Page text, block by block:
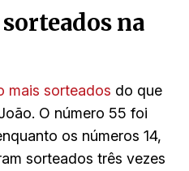
na
mais sorteados do que
O número 55 foi
os números 14,
sorteados três vezes